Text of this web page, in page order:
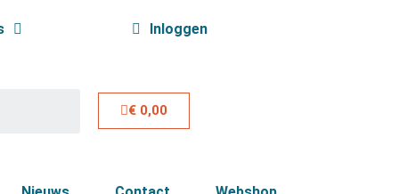
Inloggen
€ 0,00